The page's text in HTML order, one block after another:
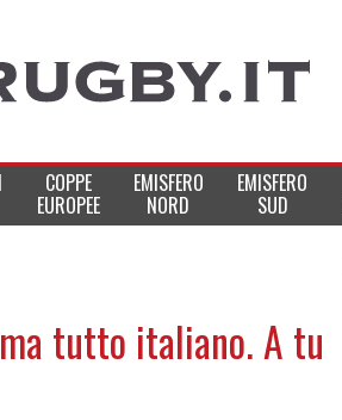
COPPE
EUROPEE
EMISFERO
NORD
EMISFERO
SUD
tutto italiano. A tu